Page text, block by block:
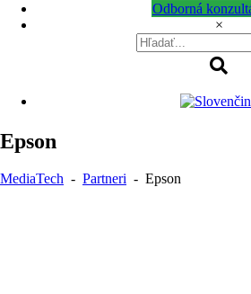
Odborná
×
Epson
MediaTech - Partneri - Epson